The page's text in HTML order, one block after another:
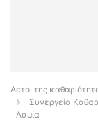
Αετοί της
Συνεργεία
Λαμία